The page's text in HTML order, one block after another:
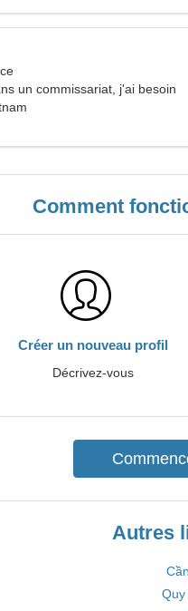
un commissariat, j'ai besoin
Comment
Créer un nouveau profil
Décrivez-vous
Autres
Quy